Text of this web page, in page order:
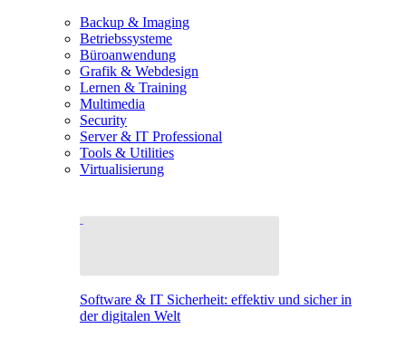
Backup & Imaging
Betriebssysteme
Büroanwendung
Grafik & Webdesign
Lernen & Training
Multimedia
Security
Server & IT Professional
Tools & Utilities
Virtualisierung
Software & IT Sicherheit: effektiv und sicher in
der digitalen Welt